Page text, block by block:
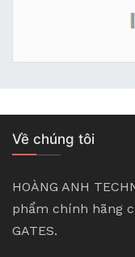
Về chúng tôi
HOÀNG ANH
phẩm chính hãng
GATES.